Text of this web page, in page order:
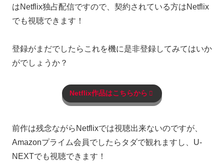
はNetflix独占配信ですので、契約されている方はNetflix
でも視聴できます！
登録がまだでしたらこれを機に是非登録してみてはいか
がでしょうか？
Netflix作品はこちらから
前作は残念ながらNetflixでは視聴出来ないのですが、
Amazonプライム会員でしたらタダで観れますし、U-
NEXTでも視聴できます！